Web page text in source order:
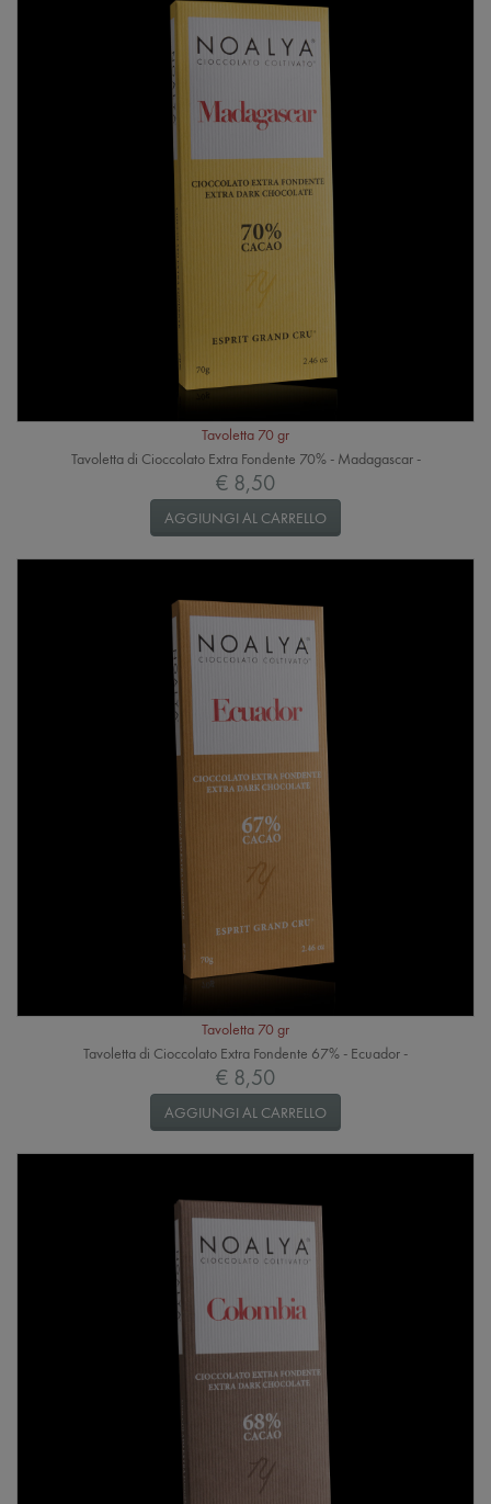
Tavoletta 70 gr
Tavoletta di Cioccolato Extra Fondente 70% - Madagascar -
€ 8,50
AGGIUNGI AL CARRELLO
Tavoletta 70 gr
Tavoletta di Cioccolato Extra Fondente 67% - Ecuador -
€ 8,50
AGGIUNGI AL CARRELLO